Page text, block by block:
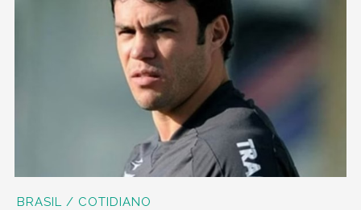
BRASIL / COTIDIANO